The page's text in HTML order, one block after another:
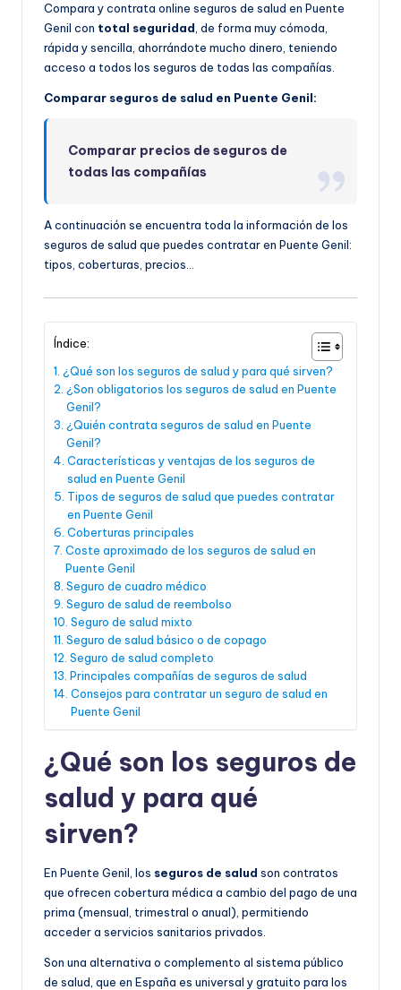
Compara y contrata online seguros de salud en Puente
Genil con total seguridad, de forma muy cómoda,
rápida y sencilla, ahorrándote mucho dinero, teniendo
acceso a todos los seguros de todas las compañías.
Comparar seguros de salud en Puente Genil:
Comparar precios de seguros de
todas las compañías
A continuación se encuentra toda la información de los
seguros de salud que puedes contratar en Puente Genil:
tipos, coberturas, precios…
Índice:
¿Qué son los seguros de salud y para qué sirven?
¿Son obligatorios los seguros de salud en Puente
Genil?
¿Quién contrata seguros de salud en Puente
Genil?
Características y ventajas de los seguros de
salud en Puente Genil
Tipos de seguros de salud que puedes contratar
en Puente Genil
Coberturas principales
Coste aproximado de los seguros de salud en
Puente Genil
Seguro de cuadro médico
Seguro de salud de reembolso
Seguro de salud mixto
Seguro de salud básico o de copago
Seguro de salud completo
Principales compañías de seguros de salud
Consejos para contratar un seguro de salud en
Puente Genil
¿Qué son los seguros de
salud y para qué
sirven?
En Puente Genil, los seguros de salud son contratos
que ofrecen cobertura médica a cambio del pago de una
prima (mensual, trimestral o anual), permitiendo
acceder a servicios sanitarios privados.
Son una alternativa o complemento al sistema público
de salud, que en España es universal y gratuito para los